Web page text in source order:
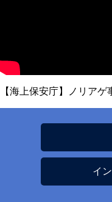
【海上保安庁】ノリアゲ
イ